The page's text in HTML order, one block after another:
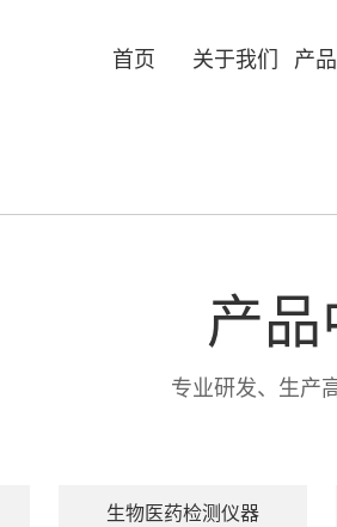
首页 关于我们 产
产品
专业研发、生产
生物医药检测仪器